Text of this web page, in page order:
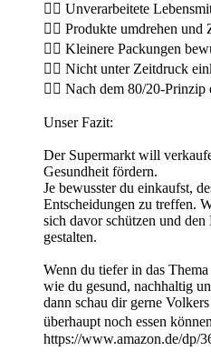
👉🏻 Unverarbeitete
👉🏻 Produkte umdrehen
👉🏻 Kleinere Packungen
👉🏻 Nicht unter Zeitdruck
👉🏻 Nach dem 80/20-Prinzip
Unser Fazit:
Der Supermarkt will
Gesundheit fördern.
Je bewusster du einkaufst,
Entscheidungen zu treffen.
sich davor schützen und
gestalten.
Wenn du tiefer in das
wie du gesund, nachhaltig
dann schau dir gerne
überhaupt noch essen
https://www.amazon.de/dp/